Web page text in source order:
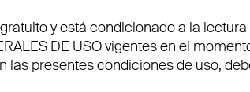
y está condicionado a la
DE USO vigentes en el
las presentes condiciones de uso,